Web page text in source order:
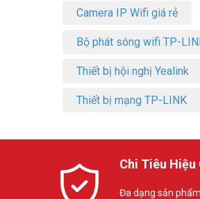
Camera IP Wifi giá rẻ
Bộ phát sóng wifi TP-
Thiết bị hội nghị Yealink
Thiết bị mạng TP-LINK
Chi Tiêu Hiệu
Đa dạng sản